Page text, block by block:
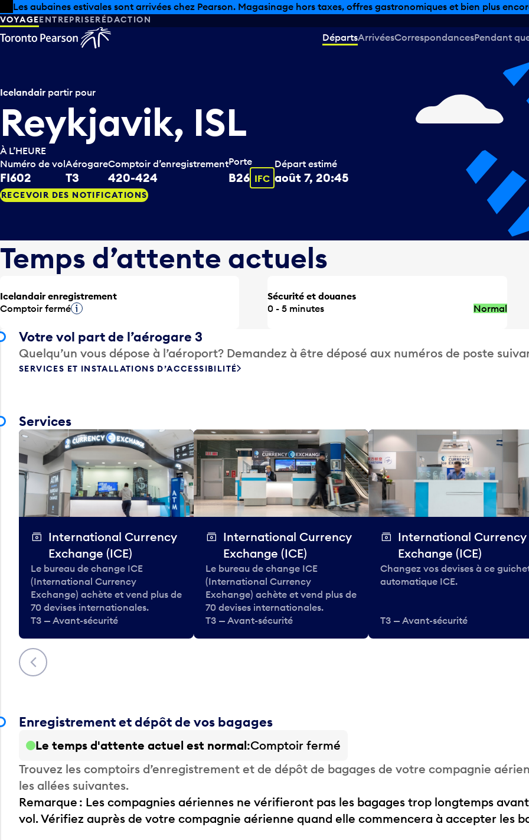
Skip to offers
Passer au contenu principal
Les aubaines estivales sont arrivées chez Pearson. Magasinage hors taxes, offres gastronomiques et bien plus
VOYAGEENTREPRISERÉDACTION
DépartsArrivéesCorrespondancesPendant
Icelandair partir pour
Reykjavik, ISL
À L’HEURE
Numéro de vol
FI602
Aérogare
T3
Comptoir d’enregistrement
420-424
Porte
B26 Infobulle
IFC
Départ estimé
août 7, 20:45
RECEVOIR DES NOTIFICATIONS
Temps d’attente actuels
Icelandair enregistrement
Comptoir ferméInfobulle
Sécurité et douanes
0 - 5 minutes
Normal
Votre vol part de l’aérogare 3
Quelqu’un vous dépose à l’aéroport? Demandez à être déposé aux numéros de poste
SERVICES ET INSTALLATIONS D’ACCESSIBILITÉ
Services
Précédent
International Currency
Exchange (ICE)
Le bureau de change ICE
(International Currency
Exchange) achète et vend plus de
70 devises internationales.
T3 — Avant-sécurité
International Currency
Exchange (ICE)
Le bureau de change ICE
(International Currency
Exchange) achète et vend plus de
70 devises internationales.
T3 — Avant-sécurité
International Currency
Exchange (ICE)
Changez vos devises à ce
automatique ICE.
T3 — Avant-sécurité
Enregistrement et dépôt de vos bagages
Le temps d'attente actuel est normal Comptoir fermé
Trouvez les comptoirs d’enregistrement et de dépôt de bagages de votre compagnie
les allées suivantes.
Remarque : Les compagnies aériennes ne vérifieront pas les bagages trop longtemps
vol. Vérifiez auprès de votre compagnie aérienne quand elle commencera à accepter les